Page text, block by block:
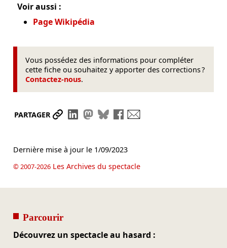
Voir aussi :
Page Wikipédia
Vous possédez des informations pour compléter
cette fiche ou souhaitez y apporter des corrections ?
Contactez-nous.
PARTAGER Partager le lien
Partager sur LinkedIn
Partager sur Mastodon
Partager sur Bluesky
Partager sur Facebook
Dernière mise à jour le 1/09/2023
© 2007-2026Les Archives du spectacle
Parcourir
Découvrez un spectacle au hasard :